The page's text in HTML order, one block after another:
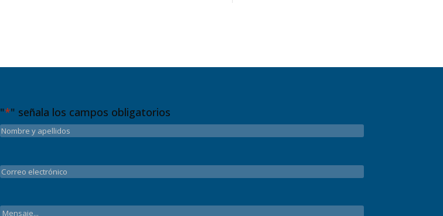
"*" señala los campos obligatorios